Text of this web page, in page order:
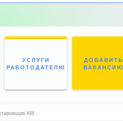
УСЛУГИ
РАБОТОДАТЕЛЮ
ДОБАВИТЬ
ВАКАНСИЮ
КМ